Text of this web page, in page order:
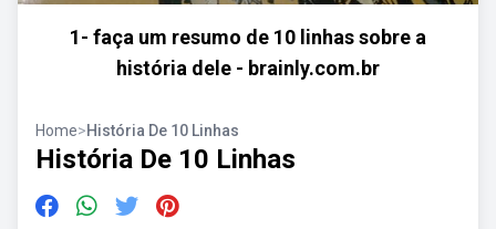
1- faça um resumo de 10 linhas sobre a
história dele - brainly.com.br
Home>História De 10 Linhas
História De 10 Linhas